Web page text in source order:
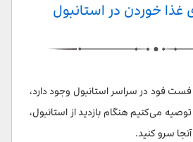
غذا خوردن در استانبول
فود در سراسر استانبول وجود دارد،
می‌کنیم هنگام بازدید از استانبول،
سرو کنید.